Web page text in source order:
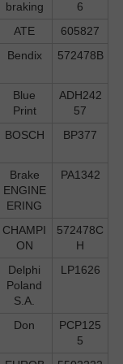
braking
6
ATE
605827
Bendix 572478B
Blue
Print
ADH242
57
BOSCH BP377
Brake
ENGINE
ERING
PA1342
CHAMPI
ON
572478C
H
Delphi
Poland
S.А.
LP1626
Don
PCP125
5